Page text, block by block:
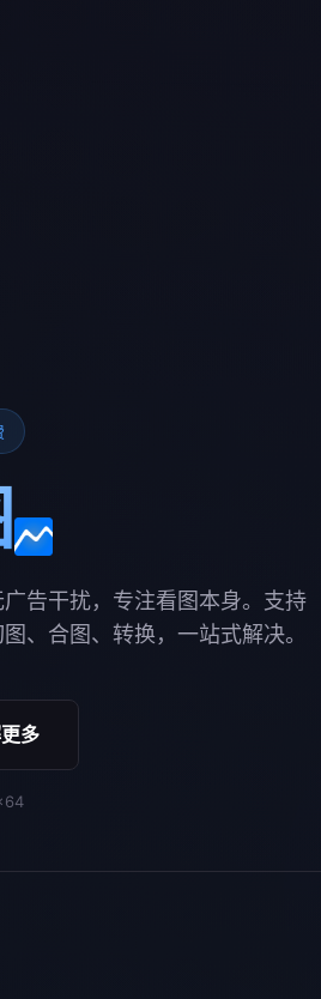
告干扰，专注看图本身。支持
、合图、转换，一站式解决。
多